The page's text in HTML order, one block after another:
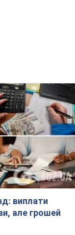
виплати
але грошей